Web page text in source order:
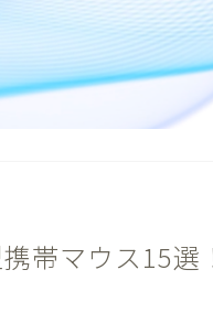
帯マウス15